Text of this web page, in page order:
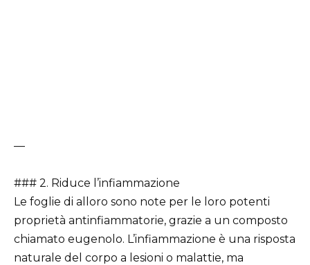
—
### 2. Riduce l’infiammazione
Le foglie di alloro sono note per le loro potenti
proprietà antinfiammatorie, grazie a un composto
chiamato eugenolo. L’infiammazione è una risposta
naturale del corpo a lesioni o malattie, ma